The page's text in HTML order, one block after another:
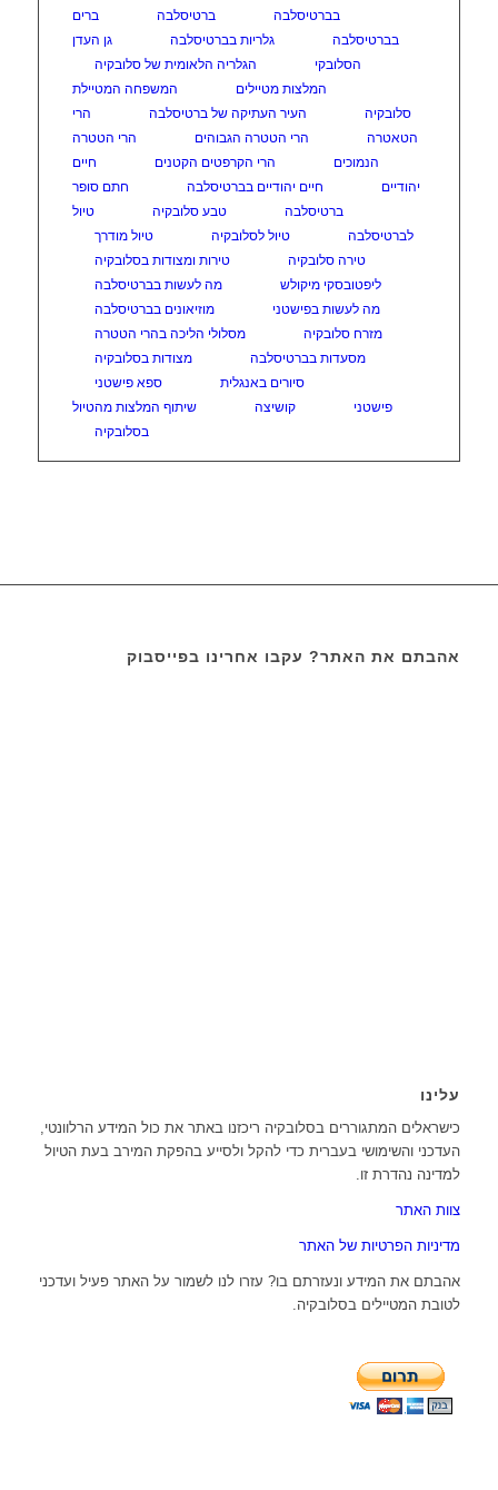
בברטיסלבה
ברטיסלבה
ברים
בברטיסלבה
גלריות בברטיסלבה
גן העדן
הסלובקי
הגלריה הלאומית של סלובקיה
המלצות מטיילים
המשפחה המטיילת
סלובקיה
העיר העתיקה של ברטיסלבה
הרי
הטאטרה
הרי הטטרה הגבוהים
הרי הטטרה
הנמוכים
הרי הקרפטים הקטנים
חיים
יהודיים
חיים יהודיים בברטיסלבה
חתם סופר
ברטיסלבה
טבע סלובקיה
טיול
לברטיסלבה
טיול לסלובקיה
טיול מודרך
טירה סלובקיה
טירות ומצודות בסלובקיה
ליפטובסקי מיקולש
מה לעשות בברטיסלבה
מה לעשות בפישטני
מוזיאונים בברטיסלבה
מזרח סלובקיה
מסלולי הליכה בהרי הטטרה
מסעדות בברטיסלבה
מצודות בסלובקיה
סיורים באנגלית
ספא פישטני
פישטני
קושיצה
שיתוף המלצות מהטיול
בסלובקיה
אהבתם את האתר? עקבו אחרינו בפייסבוק
עלינו
כישראלים המתגוררים בסלובקיה ריכזנו באתר את כול המידע הרלוונטי,
העדכני והשימושי בעברית כדי להקל ולסייע בהפקת המירב בעת הטיול
למדינה נהדרת זו.
צוות האתר
מדיניות הפרטיות של האתר
אהבתם את המידע ונעזרתם בו? עזרו לנו לשמור על האתר פעיל ועדכני
לטובת המטיילים בסלובקיה.